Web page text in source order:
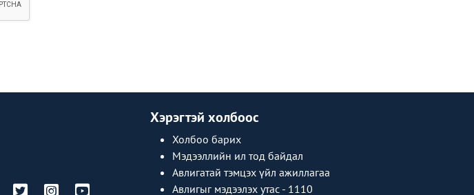
Хэрэгтэй холбоос
Холбоо барих
Мэдээллийн ил тод байдал
Авлигатай тэмцэх үйл ажиллагаа
Авлигыг мэдээлэх утас - 1110